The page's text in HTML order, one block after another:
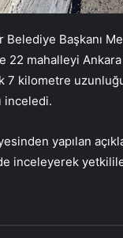
Başkanı
22 mahalleyi
7 kilometre
inceledi.
yapılan
inceleyerek